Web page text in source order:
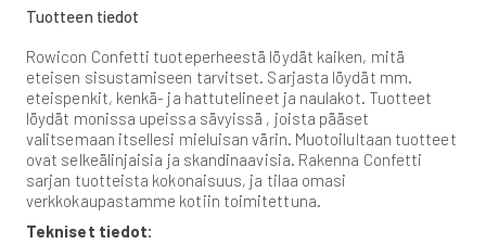
Tuotteen tiedot
Rowicon Confetti tuoteperheestä löydät kaiken, mitä
eteisen sisustamiseen tarvitset. Sarjasta löydät mm.
eteispenkit, kenkä- ja hattutelineet ja naulakot. Tuotteet
löydät monissa upeissa sävyissä , joista pääset
valitsemaan itsellesi mieluisan värin. Muotoilultaan tuotteet
ovat selkeälinjaisia ja skandinaavisia. Rakenna Confetti
sarjan tuotteista kokonaisuus, ja tilaa omasi
verkkokaupastamme kotiin toimitettuna.
Tekniset tiedot: